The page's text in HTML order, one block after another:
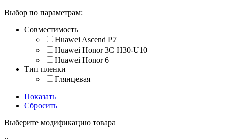
Выбор по параметрам:
Совместимость
Huawei Ascend P7
Huawei Honor 3C H30-U10
Huawei Honor 6
Тип пленки
Глянцевая
Показать
Сбросить
Выберите модификацию товара